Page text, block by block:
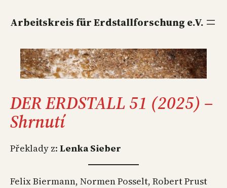
zum
wechseln
Arbeitskreis für Erdstallforschung e.V.
DER ERDSTALL 51 (2025) –
Shrnutí
Překlady z: Lenka Sieber
Felix Biermann, Normen Posselt, Robert Prust